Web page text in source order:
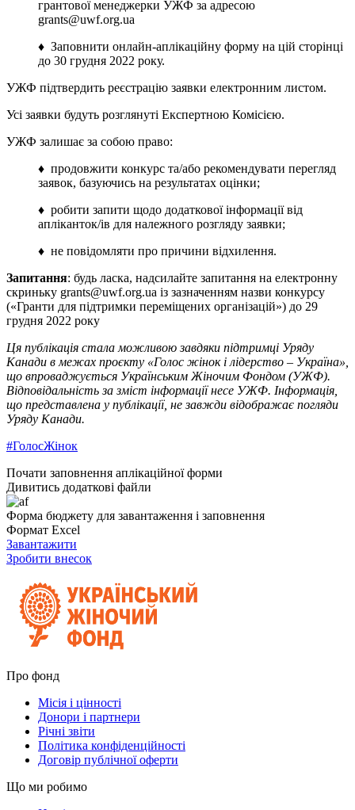
грантової менеджерки УЖФ за адресою
grants@uwf.org.ua
♦ Заповнити онлайн-аплікаційну форму на цій сторінці
до 30 грудня 2022 року.
УЖФ підтвердить реєстрацію заявки електронним листом.
Усі заявки будуть розглянуті Експертною Комісією.
УЖФ залишає за собою право:
♦ продовжити конкурс та/або рекомендувати перегляд
заявок, базуючись на результатах оцінки;
♦ робити запити щодо додаткової інформації від
апліканток/ів для належного розгляду заявки;
♦ не повідомляти про причини відхилення.
Запитання: будь ласка, надсилайте запитання на електронну
скриньку grants@uwf.org.ua із зазначенням назви конкурсу
(«Гранти для підтримки переміщених організацій») до 29
грудня 2022 року
Ця публікація стала можливою завдяки підтримці Уряду
Канади в межах проєкту «Голос жінок і лідерство – Україна»,
що впроваджується Українським Жіночим Фондом (УЖФ).
Відповідальність за зміст інформації несе УЖФ. Інформація,
що представлена у публікації, не завжди відображає погляди
Уряду Канади.
#ГолосЖінок
Почати заповнення аплікаційної форми
Дивитись додаткові файли
Форма бюджету для завантаження і заповнення
Формат Excel
Завантажити
Зробити внесок
Про фонд
Місія і цінності
Донори і партнери
Річні звіти
Політика конфіденційності
Договір публічної оферти
Що ми робимо